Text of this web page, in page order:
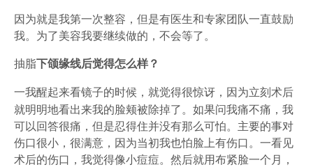
因为就是我第一次整容，但是有医生和专家团队一直鼓励
我。为了美容我要继续做的，不会等了。
抽脂下颌缘线后觉得怎么样？
一我醒起来看镜子的时候，就觉得很惊讶，因为立刻术后
就明明地看出来我的脸颊被除掉了。如果问我痛不痛，我
可以回答很痛，但是忍得住并没有那么可怕。主要的事对
伤口很小，很满意，因为当初我也怕脸上有伤口。一看见
术后的伤口，我觉得像小痘痘。然后就用布紧脸一个月，